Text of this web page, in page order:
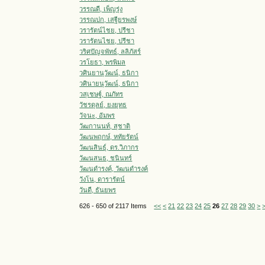
วรรณดี, เพ็ญรุ่ง
วรรณปก, เสฐียรพงษ์
วรารัตน์ไชย, ปรีชา
วรารัตนไชย, ปรีชา
วริศปัญจพัทธ์, ลลิภัสร์
วรโยธา, พรพิมล
วศินยานุวัฒน์, ธนิกา
วศินายนุวัฒน์, ธนิกา
วสุเชษฐ์, ณภัทร
วัชรดุลย์, ยงยุทธ
วัจนะ, อัมพร
วัฒกานนท์, สุชาติ
วัฒนพฤกษ์, หทัยรัตน์
วัฒนสินธุ์, ดร.วิภากร
วัฒนสนธ, ชนินทร์
วัฒนดำรงค์, วัฒนดำรงค์
วังโน, ดารารัตน์
วันดี, ธันยพร
626 - 650 of 2117 Items<< < 21 22 23 24 25 26 27 28 29 30 >